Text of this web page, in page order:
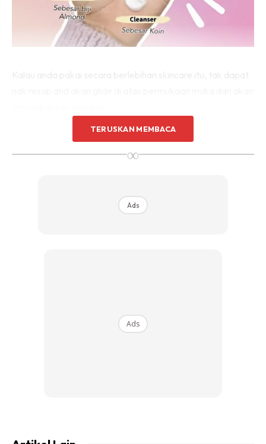
Sekarang anda boleh refer mengunakan tangan dan
senang nak tahu berapa banyak perlu letak di muka.
TERUSKAN MEMBACA
∞
Ads
Ads